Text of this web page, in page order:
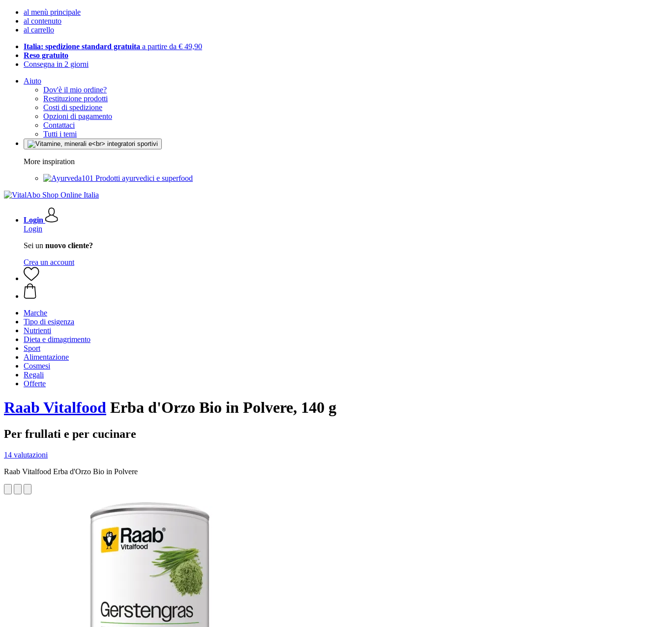
al menù principale
al contenuto
al carrello
Italia: spedizione standard gratuita a partire da € 49,90
Reso gratuito
Consegna in 2 giorni
Aiuto
Dov'è il mio ordine?
Restituzione prodotti
Costi di spedizione
Opzioni di pagamento
Contattaci
Tutti i temi
More inspiration
Prodotti ayurvedici e superfood
Login
Login
Sei un nuovo cliente?
Crea un account
Marche
Tipo di esigenza
Nutrienti
Dieta e dimagrimento
Sport
Alimentazione
Cosmesi
Regali
Offerte
Raab Vitalfood Erba d'Orzo Bio in Polvere, 140 g
Per frullati e per cucinare
14 valutazioni
Raab Vitalfood Erba d'Orzo Bio in Polvere